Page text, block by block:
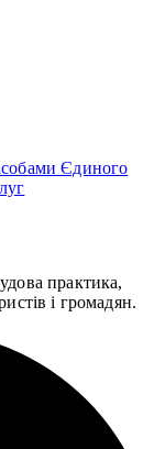
Єдиного
практика,
і громадян.